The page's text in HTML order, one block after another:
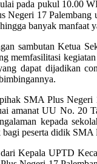
pada pukul 10.00
Negeri 17
banyak manfaat
sambutan Ketua
memfasilitasi
dapat dijadikan
SMA Plus
amanat UU No. 20
kepada
peserta didik
Kepala UPTD